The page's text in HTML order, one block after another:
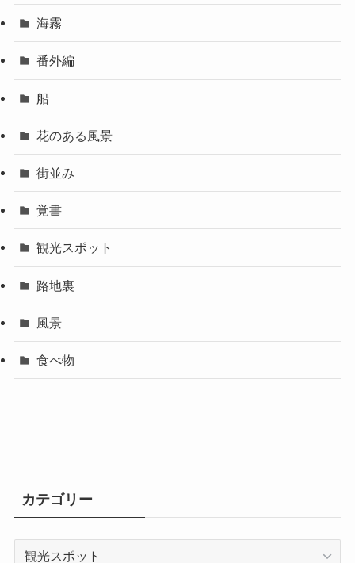
海霧
番外編
船
花のある風景
街並み
覚書
観光スポット
路地裏
風景
食べ物
カテゴリー
カ